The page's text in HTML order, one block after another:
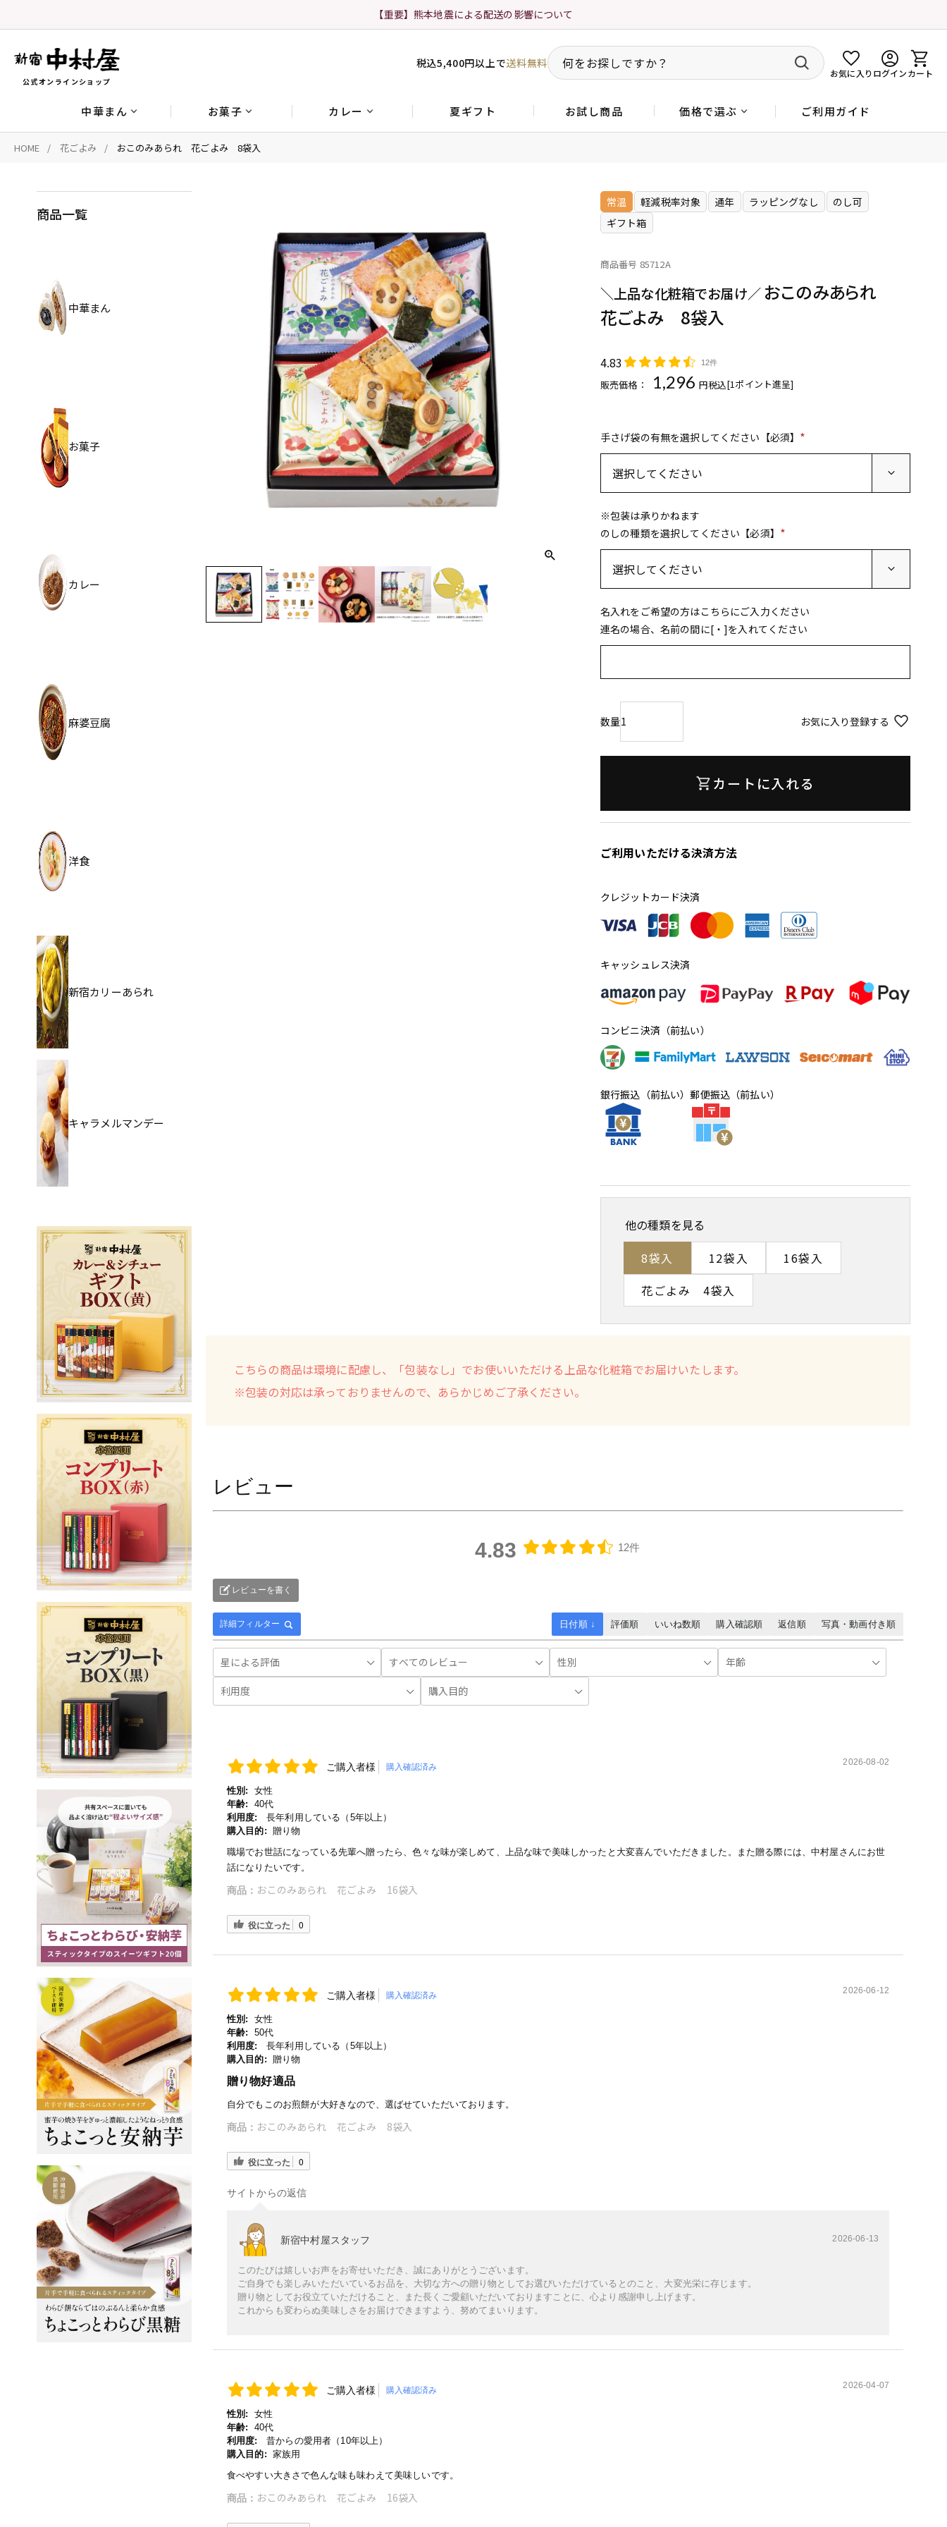
【重要】熊本地震による配送の影響について
公式オンラインショップ
税込5,400円以上で送料無料
お気に入りログインカート
中華まん お菓子 カレー 夏ギフト お試し商品 価格で選ぶ ご利用ガイド
HOME 花ごよみ おこのみあられ 花ごよみ 8袋入
商品一覧
中華まん
お菓子
カレー
麻婆豆腐
洋食
新宿カリーあられ
キャラメルマンデー
常温 軽減税率対象 通年 ラッピングなし
のし可
ギフト箱
商品番号 85712A
＼上品な化粧箱でお届け／ おこのみあられ
花ごよみ 8袋入
4.83 12件
販売価格： 1,296 税込[1ポイント進呈]
手さげ袋の有無を選択してください【必須】
(
※包装は承りかねます
のしの種類を選択してください【必須】
(
名入れをご希望の方はこちらにご入力ください
連名の場合、名前の間に[・]を入れてください
お気に入り登録する
カートに入れる
ご利用いただける決済方法
クレジットカード決済
キャッシュレス決済
コンビニ決済（前払い）
銀行振込（前払い）郵便振込（前払い）
他の種類を見る
8袋入
12袋入
16袋入
花ごよみ 4袋入
こちらの商品は環境に配慮し、「包装なし」でお使いいただける上品な化粧箱でお届けいたします。
※包装の対応は承っておりませんので、あらかじめご了承ください。
レビュー
4.83 12件
レビューを書く
詳細フィルター 日付順 ↓ 評価順 いいね数順 購入確認順 返信順 写真・動画付き順
ご購入者様 購入確認済み 2026-08-02
性別:
女性
年齢:
40代
利用度:
長年利用している（5年以上）
購入目的: 贈り物
職場でお世話になっている先輩へ贈ったら、色々な味が楽しめて、上品な味で美味しかったと大変喜んでいただきました。また贈る際には、中村屋さんにお世
話になりたいです。
商品： おこのみあられ 花ごよみ 16袋入
役に立った 0
ご購入者様 購入確認済み 2026-06-12
性別:
女性
年齢:
50代
利用度:
長年利用している（5年以上）
購入目的: 贈り物
贈り物好適品
自分でもこのお煎餅が大好きなので、選ばせていただいております。
商品： おこのみあられ 花ごよみ 8袋入
役に立った 0
サイトからの返信
新宿中村屋スタッフ 2026-06-13
このたびは嬉しいお声をお寄せいただき、誠にありがとうございます。
ご自身でも楽しみいただいているお品を、大切な方への贈り物としてお選びいただけているとのこと、大変光栄に存じます。
贈り物としてお役立ていただけること、また長くご愛顧いただいておりますことに、心より感謝申し上げます。
これからも変わらぬ美味しさをお届けできますよう、努めてまいります。
ご購入者様 購入確認済み 2026-04-07
性別:
女性
年齢:
40代
利用度:
昔からの愛用者（10年以上）
購入目的: 家族用
食べやすい大きさで色んな味も味わえて美味しいです。
商品： おこのみあられ 花ごよみ 16袋入